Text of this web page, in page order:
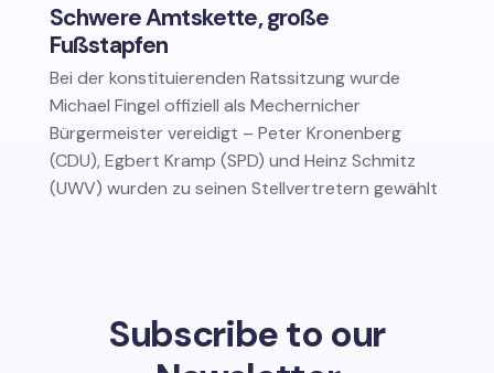
Schwere Amtskette, große
Fußstapfen
Bei der konstituierenden Ratssitzung wurde
Michael Fingel offiziell als Mechernicher
Bürgermeister vereidigt – Peter Kronenberg
(CDU), Egbert Kramp (SPD) und Heinz Schmitz
(UWV) wurden zu seinen Stellvertretern gewählt
Subscribe to our